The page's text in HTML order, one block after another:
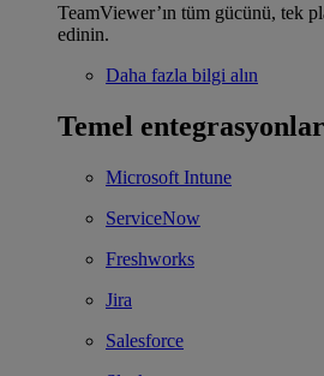
TeamViewer’ın tüm gücünü, tek
edinin.
Daha fazla bilgi alın
Temel entegrasyonlar
Microsoft Intune
ServiceNow
Freshworks
Jira
Salesforce